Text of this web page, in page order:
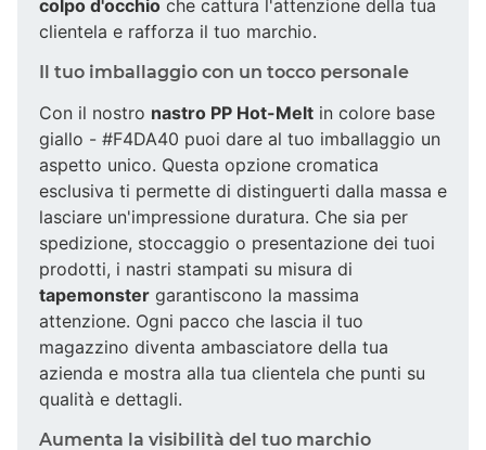
colpo d'occhio che cattura l'attenzione della tua
clientela e rafforza il tuo marchio.
Il tuo imballaggio con un tocco personale
Con il nostro nastro PP Hot-Melt in colore base
giallo - #F4DA40 puoi dare al tuo imballaggio un
aspetto unico. Questa opzione cromatica
esclusiva ti permette di distinguerti dalla massa e
lasciare un'impressione duratura. Che sia per
spedizione, stoccaggio o presentazione dei tuoi
prodotti, i nastri stampati su misura di
tapemonster garantiscono la massima
attenzione. Ogni pacco che lascia il tuo
magazzino diventa ambasciatore della tua
azienda e mostra alla tua clientela che punti su
qualità e dettagli.
Aumenta la visibilità del tuo marchio